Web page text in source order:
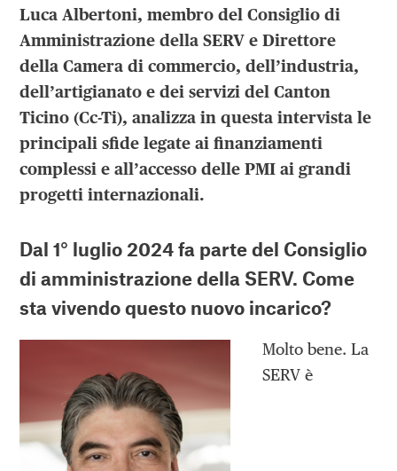
Luca Albertoni, membro del Consiglio di
Amministrazione della SERV e Direttore
della Camera di commercio, dell’industria,
dell’artigianato e dei servizi del Canton
Ticino (Cc-Ti), analizza in questa intervista le
principali sfide legate ai finanziamenti
complessi e all’accesso delle PMI ai grandi
progetti internazionali.
Dal 1° luglio 2024 fa parte del Consiglio
di amministrazione della SERV. Come
sta vivendo questo nuovo incarico?
Molto bene. La
SERV è